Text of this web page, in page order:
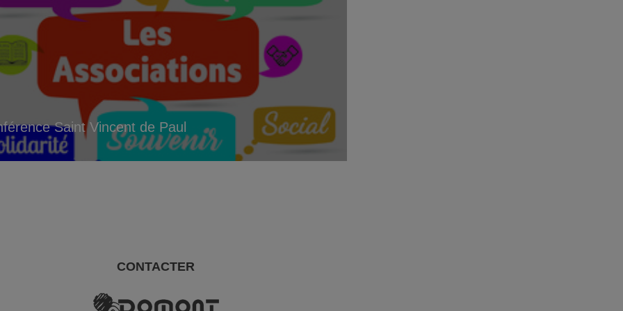
Saint Vincent de Paul
CONTACTER